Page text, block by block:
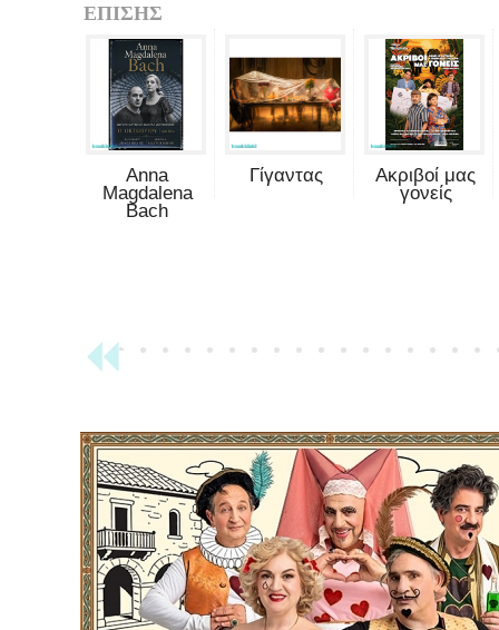
ΕΠΙΣΗΣ
Anna
Magdalena
Bach
Γίγαντας
Ακριβοί μας
γονείς